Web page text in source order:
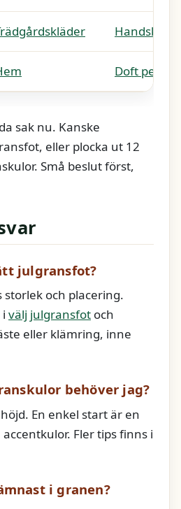
Handskar
Doft per
sak nu. Kanske
eller plocka ut 12
Små beslut först,
julgransfot?
och placering.
i välj julgransfot och
eller klämring, inne
behöver jag?
En enkel start är en
Fler tips finns i
i granen?